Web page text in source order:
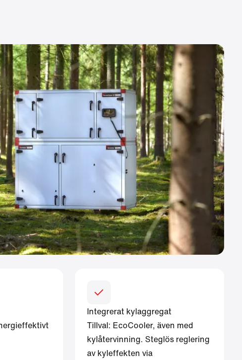
Integrerat kylaggregat
Tillval: EcoCooler, även med
kylåtervinning. Steglös reglering
av kyleffekten via